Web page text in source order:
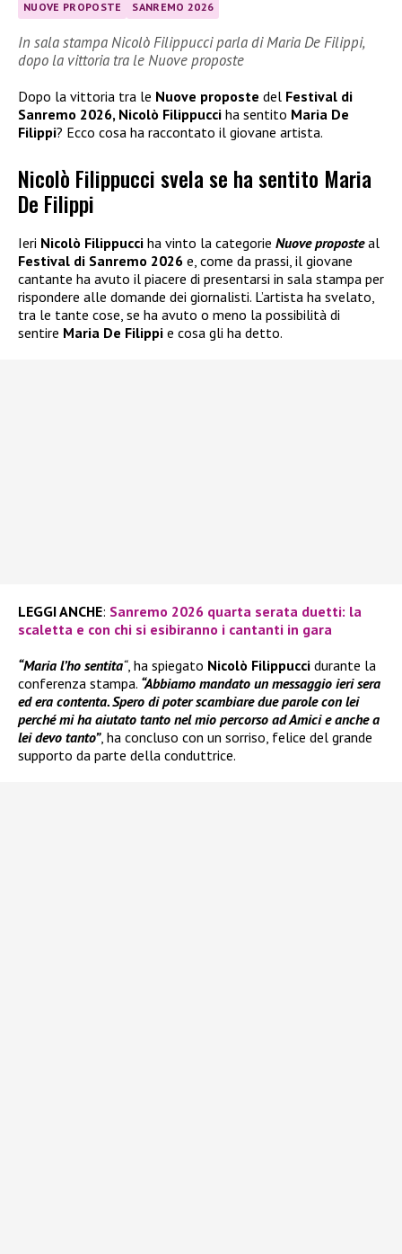
NUOVE PROPOSTE SANREMO 2026
In sala stampa Nicolò Filippucci parla di Maria De Filippi,
dopo la vittoria tra le Nuove proposte
Dopo la vittoria tra le Nuove proposte del Festival di
Sanremo 2026, Nicolò Filippucci ha sentito Maria De
Filippi? Ecco cosa ha raccontato il giovane artista.
Nicolò Filippucci svela se ha sentito Maria
De Filippi
Ieri Nicolò Filippucci ha vinto la categorie Nuove proposteal
Festival di Sanremo 2026 e, come da prassi, il giovane
cantante ha avuto il piacere di presentarsi in sala stampa per
rispondere alle domande dei giornalisti. L’artista ha svelato,
tra le tante cose, se ha avuto o meno la possibilità di
sentire Maria De Filippi e cosa gli ha detto.
LEGGI ANCHE: Sanremo 2026 quarta serata duetti: la
scaletta e con chi si esibiranno i cantanti in gara
“Maria l’ho sentita“, ha spiegato Nicolò Filippucci durante la
conferenza stampa. “Abbiamo mandato un messaggio ieri sera
ed era contenta. Spero di poter scambiare due parole con lei
perché mi ha aiutato tanto nel mio percorso ad Amici e anche a
lei devo tanto”, ha concluso con un sorriso, felice del grande
supporto da parte della conduttrice.